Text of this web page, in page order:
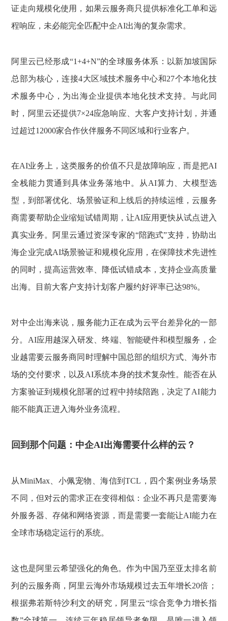
证走向规模化使用，如果云服务商只提供标准化工单和远
程响应，未必能完全匹配中企AI出海的复杂需求。
阿里云已经形成“1+4+N”的全球服务体系：以新加坡国际
总部为核心，连接4大区域技术服务中心和27个本地化技
术服务中心，为出海企业提供本地化技术支持。与此同
时，阿里云还提供7×24应急响应、大客户支持计划，并通
过超过12000家合作伙伴服务不同区域和行业客户。
在AI业务上，这类服务的价值不只是故障响应，而是把AI
全栈能力贯通到具体业务落地中。从AI算力、大模型选
型，到部署优化、场景验证和上线后的持续运维，云服务
商需要帮助企业缩短试错周期，让AI应用更快从试点进入
真实业务。阿里云通过资深专家的“陪跑式”支持，协助出
海企业完成AI场景验证和规模化应用，在保障技术先进性
的同时，提高运营效率、降低试错成本，支持企业高质量
出海。目前大客户支持计划客户履约好评率已达98%。
对中企出海来说，服务能力正在成为云平台差异化的一部
分。AI应用越深入研发、终端、智能硬件和模型服务，企
业越需要云服务商同时理解中国总部的组织方式、海外市
场的交付要求，以及AI系统本身的技术复杂性。能否在从
方案验证到规模化部署的过程中持续陪跑，决定了AI能力
能不能真正进入海外业务流程。
回到那个问题：中企AI出海需要什么样的云？
从MiniMax、小佩宠物、海信到TCL，四个案例业务场景
不同，但对云的需求正在变得相似：企业不再只是需要海
外服务器、存储和网络资源，而是需要一套能让AI能力在
全球市场稳定运行的系统。
这也是阿里云希望强化的角色。作为中国乃至亚太排名前
列的云服务商，阿里云海外市场规模过去五年增长20倍；
根据弗若斯特沙利文的研究，阿里云“综合竞争力增长指